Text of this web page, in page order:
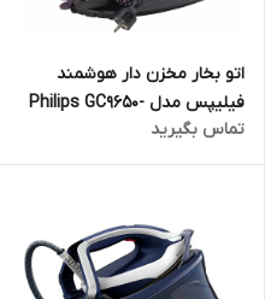
اتو بخار مخزن دار هوشمند
فیلیپس مدل Philips GC9650-
80
تماس بگیرید